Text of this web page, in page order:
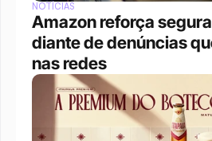
NOTÍCIAS
Amazon reforça
diante de denúncias
nas redes